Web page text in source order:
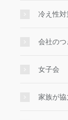
冷え性対
会社のつ
女子会
家族が